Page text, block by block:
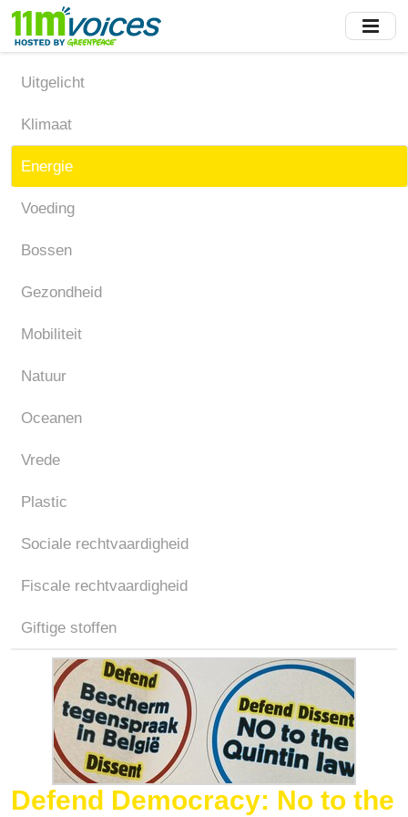
Skip
main
content
Uitgelicht
Klimaat
Energie
Voeding
Bossen
Gezondheid
Mobiliteit
Natuur
Oceanen
Vrede
Plastic
Sociale rechtvaardigheid
Fiscale rechtvaardigheid
Giftige stoffen
Defend Democracy: No to the